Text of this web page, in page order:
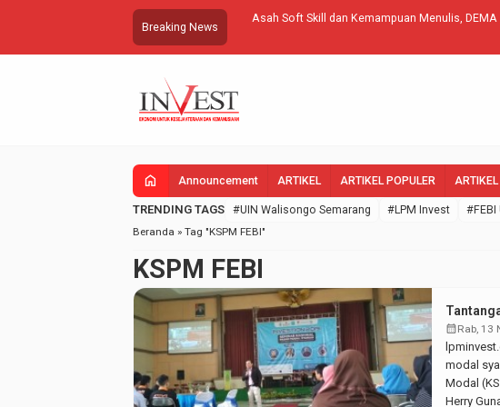
Breaking News
Asah Soft Skill dan Kemampuan Menulis, DEMA
home Announcement ARTIKEL ARTIKEL POPULER
TRENDING TAGS #UIN Walisongo Semarang #LPM Invest #FEBI
Beranda » Tag "KSPM FEBI"
KSPM FEBI
calendar_monthRab, 13
modal
Modal
Herry